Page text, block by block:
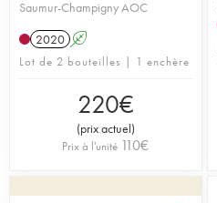
Saumur-Champigny AOC
2020 A
Lot de 2 bouteilles | 1 enchère
220€
(prix actuel)
Prix à l'unité 110€